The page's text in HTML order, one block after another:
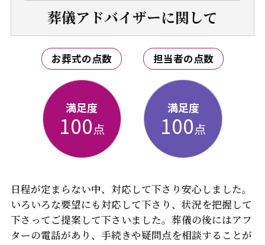
葬儀アドバイザーに関して
お葬式の点数
満足度
100点
担当者の点数
満足度
100点
日程が定まらない中、対応して下さり安心しました。
いろいろな要望にも対応して下さり、状況を把握して
下さってご提案して下さいました。葬儀の後にはアフ
ターの電話があり、手続きや疑問点を相談することが